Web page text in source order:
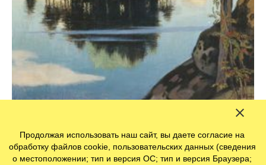
Продолжая использовать наш сайт, вы даете согласие на
обработку файлов cookie, пользовательских данных (сведения
о местоположении; тип и версия ОС; тип и версия Браузера;